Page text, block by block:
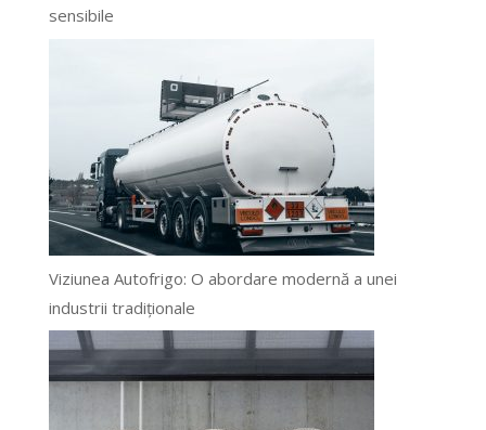
sensibile
Viziunea Autofrigo: O abordare modernă a unei
industrii tradiționale